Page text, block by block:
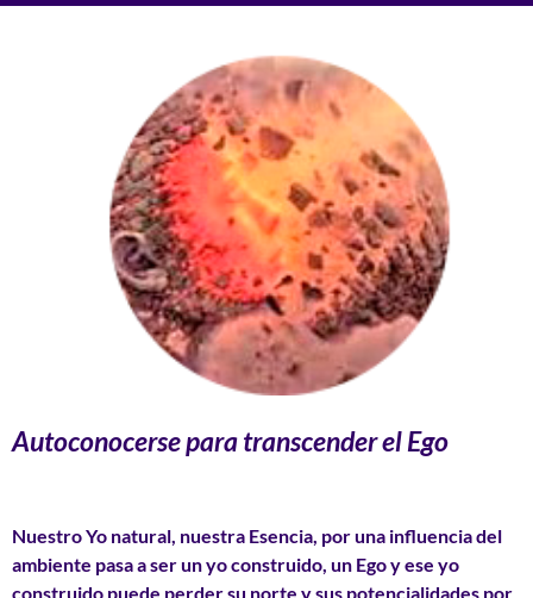
Autoconocerse para transcender el Ego
Nuestro Yo natural, nuestra Esencia, por una influencia del
ambiente pasa a ser un yo construido, un Ego y ese yo
construido puede perder su norte y sus potencialidades por